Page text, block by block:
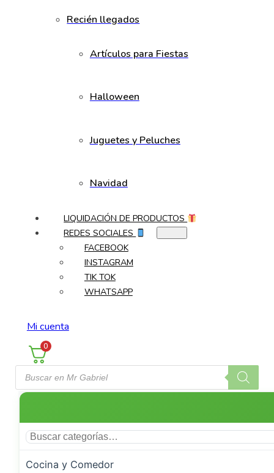
Recién llegados
Artículos para Fiestas
Halloween
Juguetes y Peluches
Navidad
LIQUIDACIÓN DE PRODUCTOS
REDES SOCIALES
FACEBOOK
INSTAGRAM
TIK TOK
WHATSAPP
Mi cuenta
0
Búsqueda
de
productos
Cocina y Comedor